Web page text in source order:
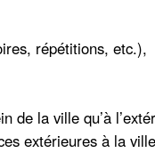
répétitions, etc.),
de la ville qu’à
extérieures à la